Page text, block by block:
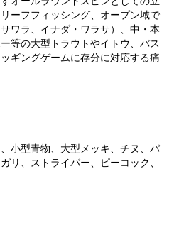
ーフフィッシング、オープン域で
ワラ、イナダ・ワラサ）、中・本
等の大型トラウトやイトウ、バス
ギングゲームに存分に対応する痛
小型青物、大型メッキ、チヌ、パ
リ、ストライパー、ピーコック、